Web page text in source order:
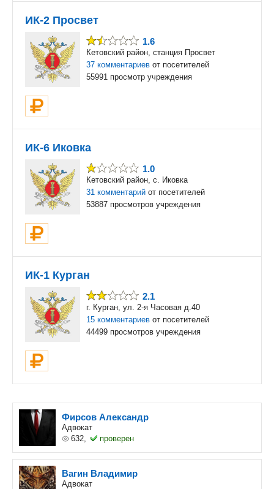
ИК-2 Просвет
1.6
Кетовский район, станция Просвет
37 комментариев от посетителей
55991 просмотр учреждения
ИК-6 Иковка
1.0
Кетовский район, с. Иковка
31 комментарий от посетителей
53887 просмотров учреждения
ИК-1 Курган
2.1
г. Курган, ул. 2-я Часовая д.40
15 комментариев от посетителей
44499 просмотров учреждения
Фирсов Александр
Адвокат
632,
проверен
Вагин Владимир
Адвокат